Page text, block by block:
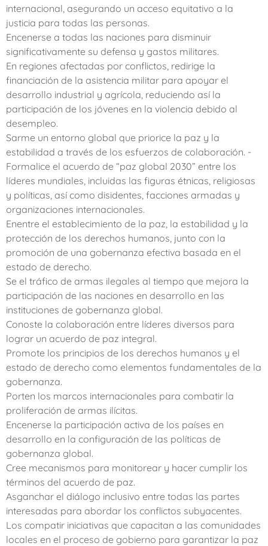
internacional, asegurando un acceso equitativo a la
justicia para todas las personas.
Encenerse a todas las naciones para disminuir
significativamente su defensa y gastos militares.
En regiones afectadas por conflictos, redirige la
financiación de la asistencia militar para apoyar el
desarrollo industrial y agrícola, reduciendo así la
participación de los jóvenes en la violencia debido al
desempleo.
Sarme un entorno global que priorice la paz y la
estabilidad a través de los esfuerzos de colaboración. -
Formalice el acuerdo de “paz global 2030” entre los
líderes mundiales, incluidas las figuras étnicas, religiosas
y políticas, así como disidentes, facciones armadas y
organizaciones internacionales.
Enentre el establecimiento de la paz, la estabilidad y la
protección de los derechos humanos, junto con la
promoción de una gobernanza efectiva basada en el
estado de derecho.
Se el tráfico de armas ilegales al tiempo que mejora la
participación de las naciones en desarrollo en las
instituciones de gobernanza global.
Conoste la colaboración entre líderes diversos para
lograr un acuerdo de paz integral.
Promote los principios de los derechos humanos y el
estado de derecho como elementos fundamentales de la
gobernanza.
Porten los marcos internacionales para combatir la
proliferación de armas ilícitas.
Encenerse la participación activa de los países en
desarrollo en la configuración de las políticas de
gobernanza global.
Cree mecanismos para monitorear y hacer cumplir los
términos del acuerdo de paz.
Asganchar el diálogo inclusivo entre todas las partes
interesadas para abordar los conflictos subyacentes.
Los compatir iniciativas que capacitan a las comunidades
locales en el proceso de gobierno para garantizar la paz